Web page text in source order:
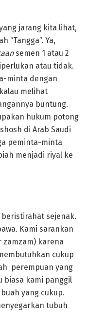
jarang kita lihat,
“Tangga”. Ya,
semen 1 atau 2
atau tidak.
minta dengan
melihat
buntung.
hukum potong
di Arab Saudi
peminta-minta
menjadi riyal ke
beristirahat sejenak.
Kami sarankan
zamzam) karena
cukup
perempuan yang
biasa kami panggil
yang cukup.
tubuh